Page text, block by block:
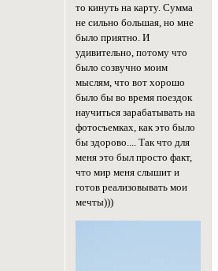
то кинуть на карту. Сумма
не сильно большая, но мне
было приятно. И
удивительно, потому что
было созвучно моим
мыслям, что вот хорошо
было бы во время поездок
научиться зарабатывать на
фотосъемках, как это было
бы здорово.... Так что для
меня это был просто факт,
что мир меня слышит и
готов реализовывать мои
мечты)))